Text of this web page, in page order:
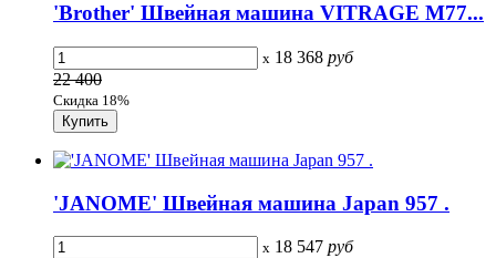
'Brother' Швейная машина VITRAGE M77...
x 18 368 руб
22 400
Скидка 18%
'JANOME' Швейная машина Japan 957 .
x 18 547 руб